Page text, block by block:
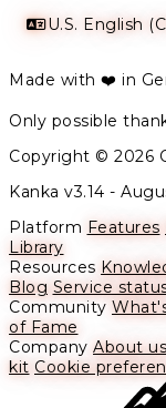
U.S. English
Made with ❤️ in
Only possible
Copyright © 2026
Kanka v3.14 -
Platform Features
Library
Resources
Blog Service
Community
of Fame
Company About us
kit Cookie